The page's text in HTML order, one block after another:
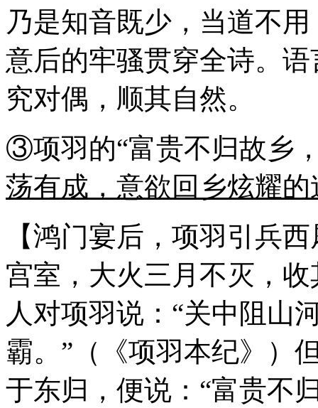
乃是知音既少，当道不
意后的牢骚贯穿全诗。
究对偶，顺其自然。
③项羽的“富贵不归故乡
荡有成，意欲回乡炫耀
【鸿门宴后，项羽引兵
宫室，大火三月不灭，
人对项羽说：“关中阻山
霸。”（《项羽本纪》）
于东归，便说：“富贵不